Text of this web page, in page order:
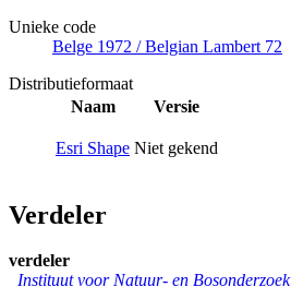
Unieke code
Belge 1972 / Belgian Lambert 72
Distributieformaat
Naam
Versie
Esri Shape Niet gekend
Verdeler
verdeler
Instituut voor Natuur- en Bosonderzoek